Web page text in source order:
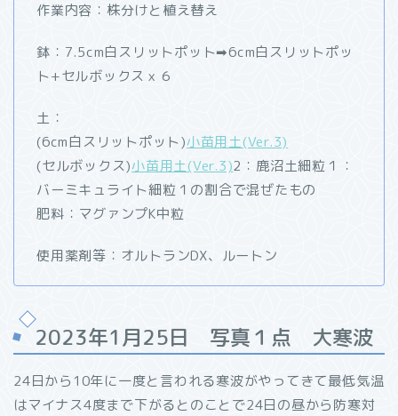
作業内容：株分けと植え替え
鉢：7.5cm白スリットポット➡︎6cm白スリットポッ
ト+セルボックスｘ６
土：
(6cm白スリットポット)小苗用土(Ver.3)
(セルボックス)小苗用土(Ver.3)2：鹿沼土細粒１：
バーミキュライト細粒１の割合で混ぜたもの
肥料：マグァンプK中粒
使用薬剤等：オルトランDX、ルートン
2023年1月25日 写真１点 大寒波
24日から10年に一度と言われる寒波がやってきて最低気温
はマイナス4度まで下がるとのことで24日の昼から防寒対